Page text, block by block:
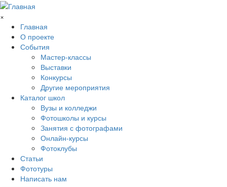
Перейти к основному содержанию
×
Главная
О проекте
События
Мастер-классы
Выставки
Конкурсы
Другие мероприятия
Каталог школ
Вузы и колледжи
Фотошколы и курсы
Занятия с фотографами
Онлайн-курсы
Фотоклубы
Статьи
Фототуры
Написать нам